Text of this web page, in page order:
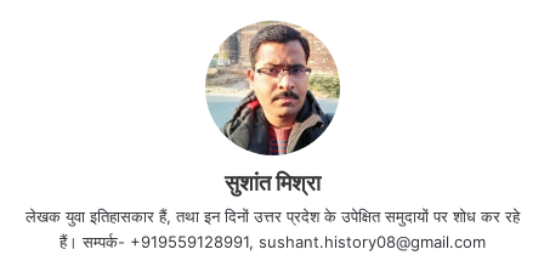
स्थापित कर सके। इस प्रक्रिया में दो तथ्य
महत्वपूर्ण हैं, यह प्रक्रिया पश्चिम में उत्पादित ज्ञान
का देशज ज्ञान के सीमित सहयोग से शक्ति एवं ज्ञान
का सफल प्रयोग था, इस विषय पर मानवविज्ञानी एवं
उपनिवेशवाद पर विद्वत लेख लिखने वाले बरनार्ड कोन
सुशांत मिश्रा
लेखक युवा इतिहासकार हैं, तथा इन दिनों उत्तर प्रदेश के उपेक्षित समुदायों पर शोध कर रहे
हैं। सम्पर्क- +919559128991, sushant.history08@gmail.com